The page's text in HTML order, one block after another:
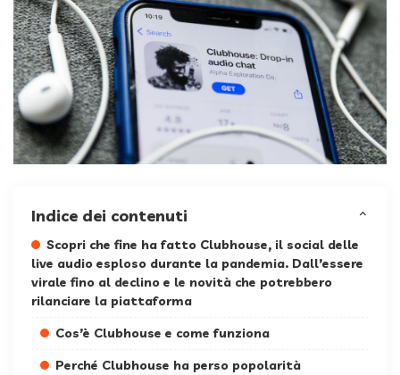
Indice dei contenuti
Scopri che fine ha fatto Clubhouse, il social delle
live audio esploso durante la pandemia. Dall’essere
virale fino al declino e le novità che potrebbero
rilanciare la piattaforma
Cos’è Clubhouse e come funziona
Perché Clubhouse ha perso popolarità